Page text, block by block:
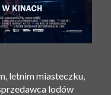
letnim miasteczku,
lodów